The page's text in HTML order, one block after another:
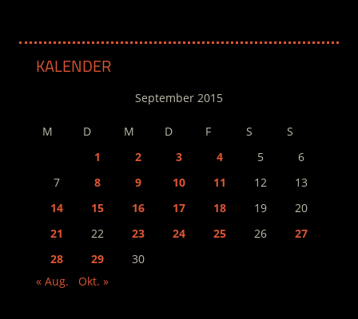
KALENDER
September 2015
M D M D F S
S
1
2 3 4 5
6
7
8 9 10 11 12
13
14
15 16 17 18 19
20
21
22 23 24 25 26
27
28
29
30
« Aug.
Okt. »